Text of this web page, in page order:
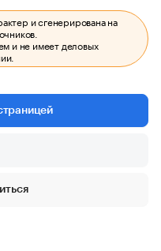
и сгенерирована на
и не имеет деловых